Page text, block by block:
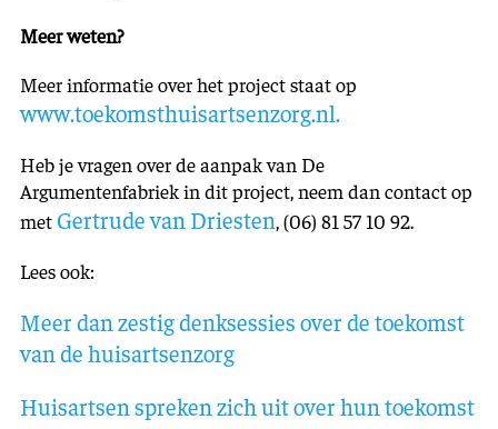
Meer weten?
Meer informatie over het project staat op
www.toekomsthuisartsenzorg.nl.
Heb je vragen over de aanpak van De
Argumentenfabriek in dit project, neem dan contact op
met Gertrude van Driesten, (06) 81 57 10 92.
Lees ook:
Meer dan zestig denksessies over de toekomst
van de huisartsenzorg
Huisartsen spreken zich uit over hun toekomst